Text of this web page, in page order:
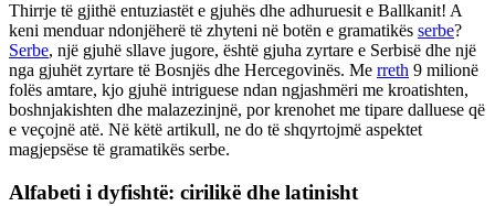
Thirrje të gjithë entuziastët e gjuhës dhe adhuruesit e Ballkanit! A
keni menduar ndonjëherë të zhyteni në botën e gramatikës serbe?
Serbe, një gjuhë sllave jugore, është gjuha zyrtare e Serbisë dhe një
nga gjuhët zyrtare të Bosnjës dhe Hercegovinës. Me rreth 9 milionë
folës amtare, kjo gjuhë intriguese ndan ngjashmëri me kroatishten,
boshnjakishten dhe malazezinjnë, por krenohet me tipare dalluese që
e veçojnë atë. Në këtë artikull, ne do të shqyrtojmë aspektet
magjepsëse të gramatikës serbe.
Alfabeti i dyfishtë: cirilikë dhe latinisht